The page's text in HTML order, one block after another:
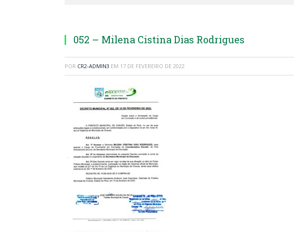
052 – Milena Cistina Dias Rodrigues
POR CR2-ADMIN3 EM 17 DE FEVEREIRO DE 2022